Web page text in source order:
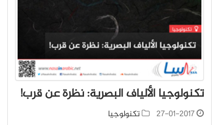
تكنولوجيا الألياف البصرية: نظرة عن قرب!
27-01-2017
تكنولوجيا